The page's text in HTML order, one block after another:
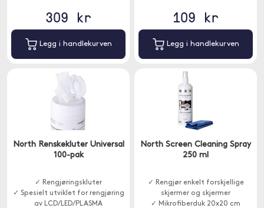
309 kr
Legg i handlekurven
109 kr
Legg i handlekurven
North Renskekluter Universal
100-pak
✓ Rengjøringskluter
✓ Spesielt utviklet for rengjøring
av LCD/LED/PLASMA
North Screen Cleaning Spray
250 ml
✓ Rengjør enkelt forskjellige
skjermer og skjermer
✓ Mikrofiberduk 20x20 cm